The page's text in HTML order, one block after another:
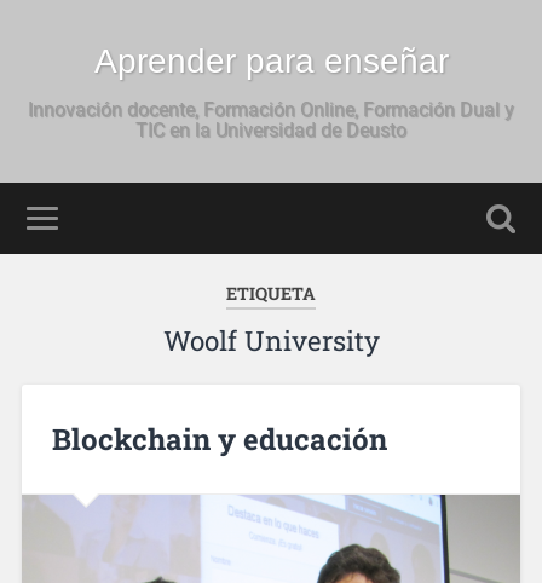
Aprender para enseñar
Innovación docente, Formación Online, Formación Dual y
TIC en la Universidad de Deusto
ETIQUETA
Woolf University
Blockchain y educación